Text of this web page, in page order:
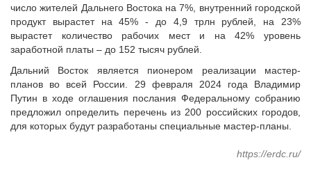
число жителей Дальнего Востока на 7%, внутренний городской
продукт вырастет на 45% - до 4,9 трлн рублей, на 23%
вырастет количество рабочих мест и на 42% уровень
заработной платы – до 152 тысяч рублей.
Дальний Восток является пионером реализации мастер-
планов во всей России. 29 февраля 2024 года Владимир
Путин в ходе оглашения послания Федеральному собранию
предложил определить перечень из 200 российских городов,
для которых будут разработаны специальные мастер-планы.
https://erdc.ru/